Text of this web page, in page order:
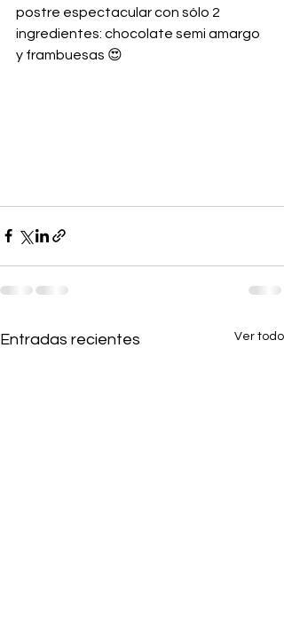
postre espectacular con sólo 2
ingredientes: chocolate semi amargo
y frambuesas 😍
Entradas recientes Ver todo